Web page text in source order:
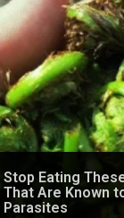
Stop Eating
That Are Known
Parasites